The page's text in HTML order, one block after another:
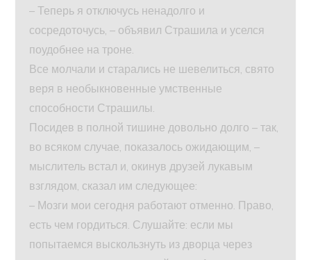
– Теперь я отключусь ненадолго и
сосредоточусь, – объявил Страшила и уселся
поудобнее на троне.
Все молчали и старались не шевелиться, свято
веря в необыкновенные умственные
способности Страшилы.
Посидев в полной тишине довольно долго – так,
во всяком случае, показалось ожидающим, –
мыслитель встал и, окинув друзей лукавым
взглядом, сказал им следующее:
– Мозги мои сегодня работают отменно. Право,
есть чем гордиться. Слушайте: если мы
попытаемся выскользнуть из дворца через